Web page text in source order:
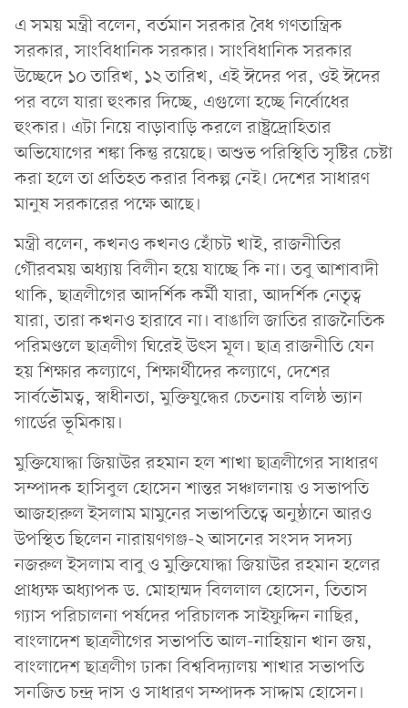
এ সময় মন্ত্রী বলেন, বর্তমান সরকার বৈধ গণতান্ত্রিক
সরকার, সাংবিধানিক সরকার। সাংবিধানিক সরকার
উচ্ছেদে ১০ তারিখ, ১২ তারিখ, এই ঈদের পর, ওই ঈদের
পর বলে যারা হুংকার দিচ্ছে, এগুলো হচ্ছে নির্বোধের
হুংকার। এটা নিয়ে বাড়াবাড়ি করলে রাষ্ট্রদ্রোহিতার
অভিযোগের শঙ্কা কিন্তু রয়েছে। অশুভ পরিস্থিতি সৃষ্টির চেষ্টা
করা হলে তা প্রতিহত করার বিকল্প নেই। দেশের সাধারণ
মানুষ সরকারের পক্ষে আছে।
মন্ত্রী বলেন, কখনও কখনও হোঁচট খাই, রাজনীতির
গৌরবময় অধ্যায় বিলীন হয়ে যাচ্ছে কি না। তবু আশাবাদী
থাকি, ছাত্রলীগের আদর্শিক কর্মী যারা, আদর্শিক নেতৃত্ব
যারা, তারা কখনও হারাবে না। বাঙালি জাতির রাজনৈতিক
পরিমণ্ডলে ছাত্রলীগ ঘিরেই উৎস মূল। ছাত্র রাজনীতি যেন
হয় শিক্ষার কল্যাণে, শিক্ষার্থীদের কল্যাণে, দেশের
সার্বভৌমত্ব, স্বাধীনতা, মুক্তিযুদ্ধের চেতনায় বলিষ্ঠ ভ্যান
গার্ডের ভূমিকায়।
মুক্তিযোদ্ধা জিয়াউর রহমান হল শাখা ছাত্রলীগের সাধারণ
সম্পাদক হাসিবুল হোসেন শান্তর সঞ্চালনায় ও সভাপতি
আজহারুল ইসলাম মামুনের সভাপতিত্বে অনুষ্ঠানে আরও
উপস্থিত ছিলেন নারায়ণগঞ্জ-২ আসনের সংসদ সদস্য
নজরুল ইসলাম বাবু ও মুক্তিযোদ্ধা জিয়াউর রহমান হলের
প্রাধ্যক্ষ অধ্যাপক ড. মোহাম্মদ বিললাল হোসেন, তিতাস
গ্যাস পরিচালনা পর্ষদের পরিচালক সাইফুদ্দিন নাছির,
বাংলাদেশ ছাত্রলীগের সভাপতি আল-নাহিয়ান খান জয়,
বাংলাদেশ ছাত্রলীগ ঢাকা বিশ্ববিদ্যালয় শাখার সভাপতি
সনজিত চন্দ্র দাস ও সাধারণ সম্পাদক সাদ্দাম হোসেন।